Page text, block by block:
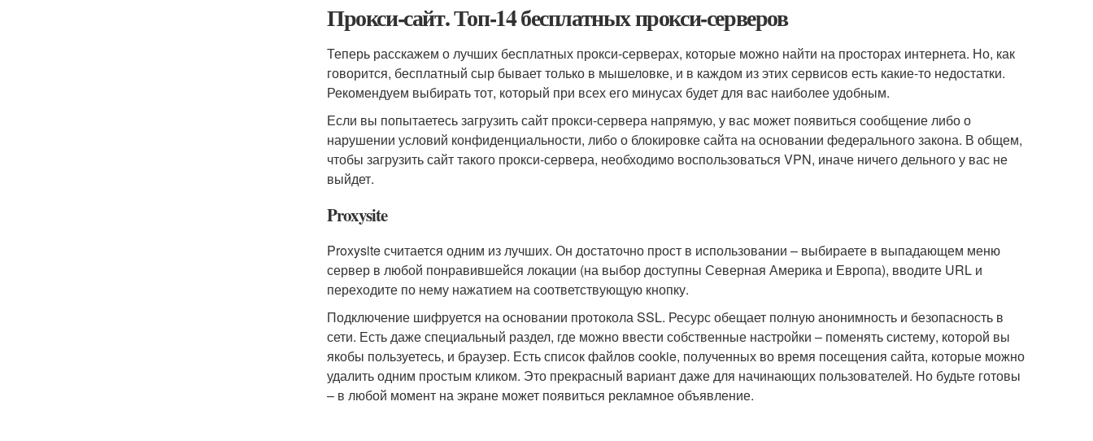
Прокси-сайт. Топ-14 бесплатных прокси-серверов
Теперь расскажем о лучших бесплатных прокси-серверах, которые можно найти на просторах интернета. Но, как
говорится, бесплатный сыр бывает только в мышеловке, и в каждом из этих сервисов есть какие-то недостатки.
Рекомендуем выбирать тот, который при всех его минусах будет для вас наиболее удобным.
Если вы попытаетесь загрузить сайт прокси-сервера напрямую, у вас может появиться сообщение либо о
нарушении условий конфиденциальности, либо о блокировке сайта на основании федерального закона. В общем,
чтобы загрузить сайт такого прокси-сервера, необходимо воспользоваться VPN, иначе ничего дельного у вас не
выйдет.
Proxysite
Proxysite считается одним из лучших. Он достаточно прост в использовании – выбираете в выпадающем меню
сервер в любой понравившейся локации (на выбор доступны Северная Америка и Европа), вводите URL и
переходите по нему нажатием на соответствующую кнопку.
Подключение шифруется на основании протокола SSL. Ресурс обещает полную анонимность и безопасность в
сети. Есть даже специальный раздел, где можно ввести собственные настройки – поменять систему, которой вы
якобы пользуетесь, и браузер. Есть список файлов cookie, полученных во время посещения сайта, которые можно
удалить одним простым кликом. Это прекрасный вариант даже для начинающих пользователей. Но будьте готовы
– в любой момент на экране может появиться рекламное объявление.